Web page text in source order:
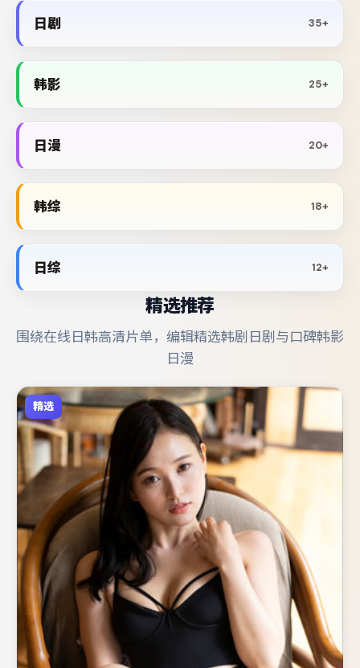
日剧 35+
韩影 25+
日漫 20+
韩综 18+
日综 12+
精选推荐
围绕在线日韩高清片单，编辑精选韩剧日剧与口碑韩影
日漫
精选